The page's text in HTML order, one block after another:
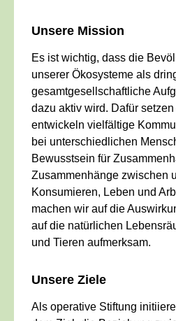
Unsere Mission
Es ist wichtig, dass die
unserer Ökosysteme als
gesamtgesellschaftliche
dazu aktiv wird. Dafür
entwickeln vielfältige
bei unterschiedlichen
Bewusstsein für
Zusammenhänge zwischen
Konsumieren, Leben und
machen wir auf die
auf die natürlichen
und Tieren aufmerksam.
Unsere Ziele
Als operative Stiftung